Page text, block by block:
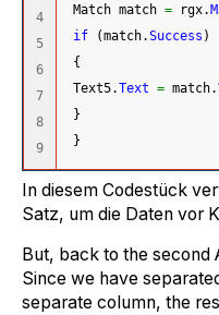
4
5
6
7
8
Match match = rgx.
if
(match.Success )
{
Text5.Text = match.
}
}
In diesem Codestück
Satz, um die Daten vor
But, back to the second
Since we have
separate column, the